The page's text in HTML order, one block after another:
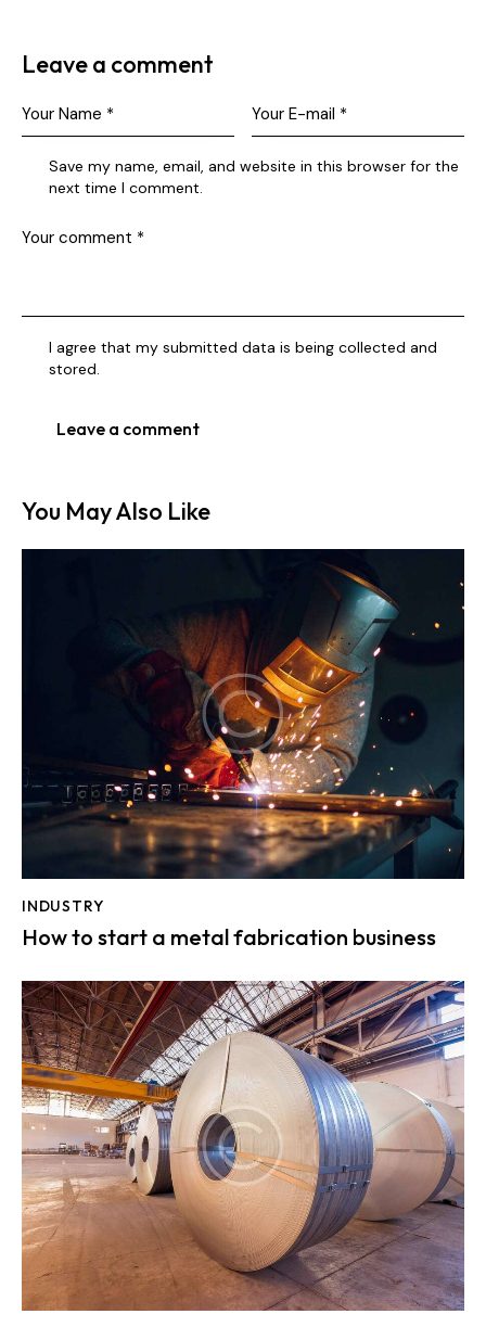
Leave a comment
Save my name, email, and website in this browser for the
next time I comment.
I agree that my submitted data is being collected and
stored.
You May Also Like
INDUSTRY
How to start a metal fabrication business